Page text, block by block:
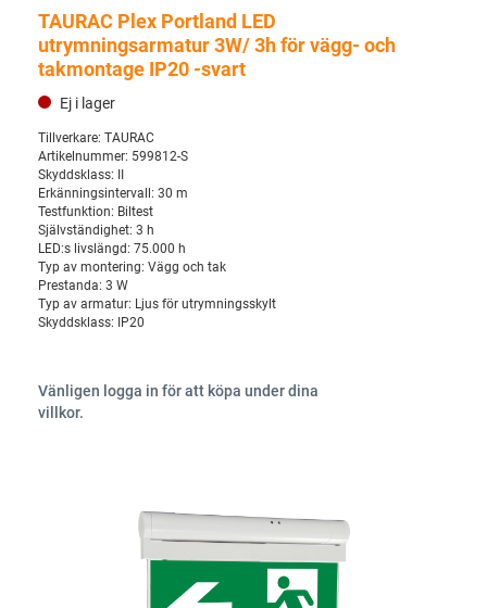
TAURAC Plex Portland LED
utrymningsarmatur 3W/ 3h för vägg- och
takmontage IP20 -svart
Ej i lager
Tillverkare: TAURAC
Artikelnummer: 599812-S
Skyddsklass:
Erkänningsintervall: 30 m
Testfunktion: Biltest
Självständighet: 3 h
LED:s livslängd: 75.000 h
Typ av montering: Vägg och tak
Prestanda: 3 W
Typ av armatur: Ljus för utrymningsskylt
Skyddsklass:
IP20
Vänligen logga in för att köpa under dina
villkor.